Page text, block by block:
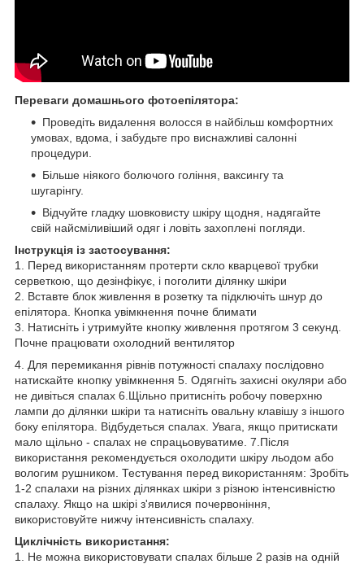
Переваги домашнього фотоепілятора:
Проведіть видалення волосся в найбільш комфортних
умовах, вдома, і забудьте про виснажливі салонні
процедури.
Більше ніякого болючого гоління, ваксингу та
шугарінгу.
Відчуйте гладку шовковисту шкіру щодня, надягайте
свій найсміливіший одяг і ловіть захоплені погляди.
Інструкція із застосування:
1. Перед використанням протерти скло кварцевої трубки
серветкою, що дезінфікує, і поголити ділянку шкіри
2. Вставте блок живлення в розетку та підключіть шнур до
епілятора. Кнопка увімкнення почне блимати
3. Натисніть і утримуйте кнопку живлення протягом 3 секунд.
Почне працювати охолодний вентилятор
4. Для перемикання рівнів потужності спалаху послідовно
натискайте кнопку увімкнення 5. Одягніть захисні окуляри або
не дивіться спалах 6.Щільно притисніть робочу поверхню
лампи до ділянки шкіри та натисніть овальну клавішу з іншого
боку епілятора. Відбудеться спалах. Увага, якщо притискати
мало щільно - спалах не спрацьовуватиме. 7.Після
використання рекомендується охолодити шкіру льодом або
вологим рушником. Тестування перед використанням: Зробіть
1-2 спалахи на різних ділянках шкіри з різною інтенсивністю
спалаху. Якщо на шкірі з'явилися почервоніння,
використовуйте нижчу інтенсивність спалаху.
Циклічність використання:
1. Не можна використовувати спалах більше 2 разів на одній